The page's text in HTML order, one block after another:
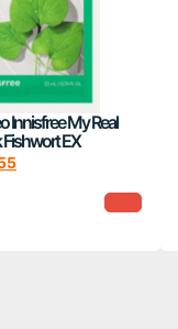
Innisfree My Real
EX